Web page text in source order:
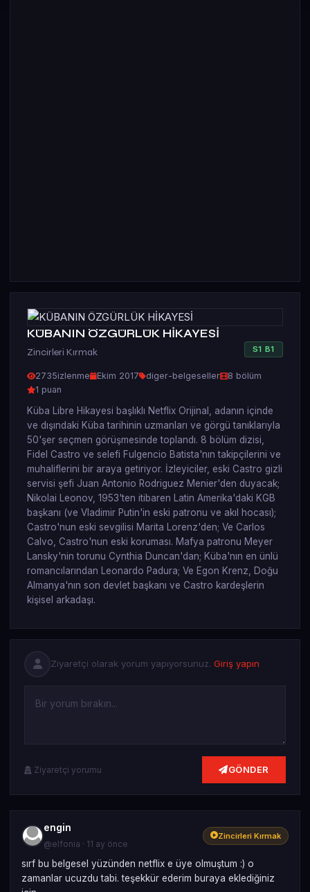
KÜBANIN ÖZGÜRLÜK HİKAYESİ
Zincirleri Kırmak S1 B1
2735izlenme Ekim 2017 diger-belgeseller
8 bölüm
1 puan
Küba Libre Hikayesi başlıklı Netflix Orijinal, adanın içinde
ve dışındaki Küba tarihinin uzmanları ve görgü tanıklarıyla
50'şer seçmen görüşmesinde toplandı. 8 bölüm dizisi,
Fidel Castro ve selefi Fulgencio Batista'nın takipçilerini ve
muhaliflerini bir araya getiriyor. İzleyiciler, eski Castro gizli
servisi şefi Juan Antonio Rodriguez Menier'den duyacak;
Nikolai Leonov, 1953'ten itibaren Latin Amerika'daki KGB
başkanı (ve Vladimir Putin'in eski patronu ve akıl hocası);
Castro'nun eski sevgilisi Marita Lorenz'den; Ve Carlos
Calvo, Castro'nun eski koruması. Mafya patronu Meyer
Lansky'nin torunu Cynthia Duncan'dan; Küba'nın en ünlü
romancılarından Leonardo Padura; Ve Egon Krenz, Doğu
Almanya'nın son devlet başkanı ve Castro kardeşlerin
kişisel arkadaşı.
Ziyaretçi olarak yorum yapıyorsunuz. Giriş yapın
Ziyaretçi yorumu GÖNDER
engin
@elfonia · 11 ay önce
Zincirleri Kırmak
sırf bu belgesel yüzünden netflix e üye olmuştum :) o
zamanlar ucuzdu tabi. teşekkür ederim buraya eklediğiniz